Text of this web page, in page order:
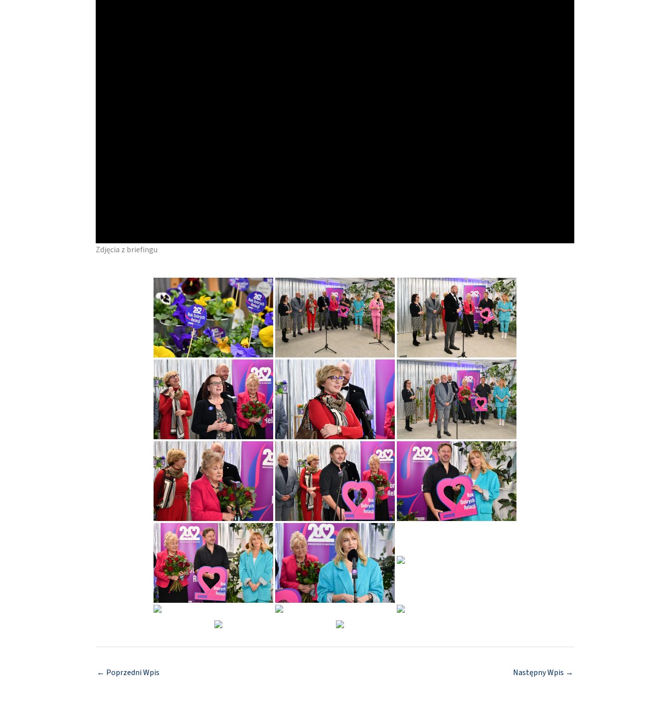
Zdjęcia z briefingu
← Poprzedni Wpis Następny Wpis →